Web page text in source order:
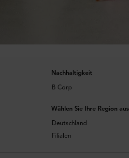
Nachhaltigkeit
B Corp
Wählen Sie Ihre Region aus
Deutschland
Filialen